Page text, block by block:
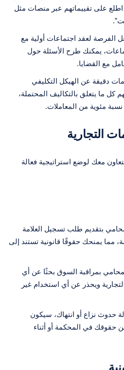
على تقييماتهم عبر منصات مثل
الفرصة لعقد اجتماعات أولية مع
يمكنك طرح الأسئلة حول
مع القضايا.
دقيقة عن الهيكل التكليفي
كل ما يتعلق بالتكاليف المحتملة،
مئوية من المعاملات.
التجارية
معك لوضع استراتيجية فعالة
بتقديم طلب تسجيل العلامة
مما يمنحك حقوقًا قانونية تستند إلى
بمراقبة السوق بحثًا عن أي
ويحذر عن أي استخدام غير
حدوث نزاع أو انتهاك، سيكون
حقوقك في المحكمة أو أثناء